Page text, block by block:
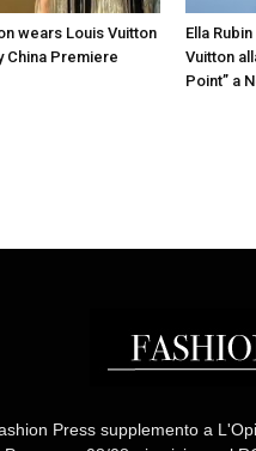
wears Louis Vuitton
China Premiere
Ella
Vuitton
Point” a
Press supplemento a